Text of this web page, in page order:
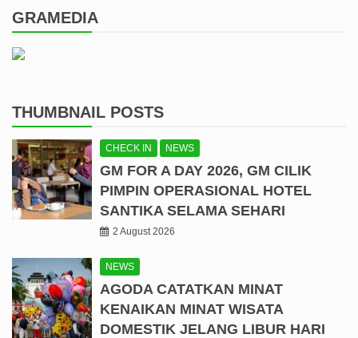
GRAMEDIA
THUMBNAIL POSTS
CHECK IN NEWS
GM FOR A DAY 2026, GM CILIK
PIMPIN OPERASIONAL HOTEL
SANTIKA SELAMA SEHARI
2 August 2026
NEWS
AGODA CATATKAN MINAT
KENAIKAN MINAT WISATA
DOMESTIK JELANG LIBUR HARI